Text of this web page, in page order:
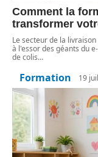
Comment la
transformer
Le secteur de la
à l'essor des géants du
de colis…
Formation 19